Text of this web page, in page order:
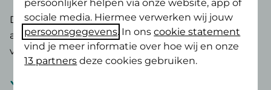
De AV Budget is een van onze voordeligste
aanvullende verzekering. Je krijgt onder andere
vergoeding voor:
persoonlijker helpen via onze website, app of
sociale media. Hiermee verwerken wij jouw
persoonsgegevens. In onscookie statement
vind je meer informatie over hoe wij en onze
13 partners deze cookies gebruiken.